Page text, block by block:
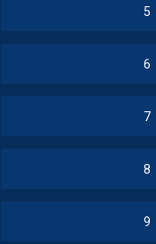
5
6
7
8
9